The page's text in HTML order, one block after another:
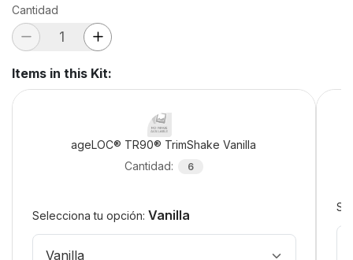
Cantidad
Items in this Kit:
ageLOC® TR90® TrimShake Vanilla
Cantidad: 6
Selecciona tu opción: Vanilla
Vanilla